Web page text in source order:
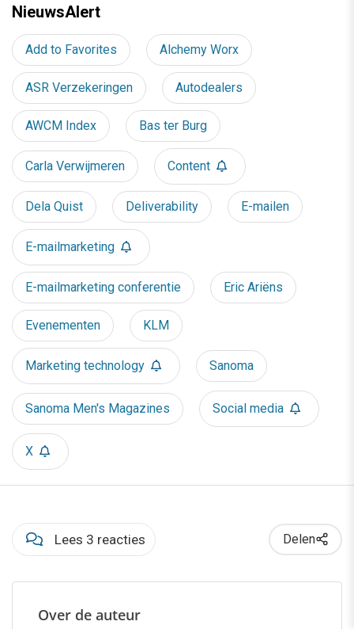
NieuwsAlert
Add to Favorites Alchemy Worx
ASR Verzekeringen Autodealers
AWCM Index Bas ter Burg
Carla Verwijmeren Content
Dela Quist Deliverability E-mailen
E-mailmarketing
E-mailmarketing conferentie Eric Ariëns
Evenementen KLM
Marketing technology Sanoma
Sanoma Men's Magazines Social media
X
Lees 3 reacties Delen
Over de auteur